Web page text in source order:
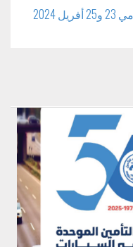
المؤتمر العربي للخبراء الاكتواريين يومي 23 و25 أفريل 2024